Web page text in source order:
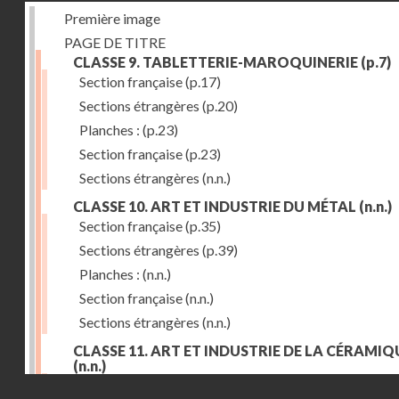
Première image
PAGE DE TITRE
CLASSE 9. TABLETTERIE-MAROQUINERIE (p.7)
Section française(p.17)
Sections étrangères (p.20)
Planches : (p.23)
Section française(p.23)
Sections étrangères (n.n.)
CLASSE 10. ART ET INDUSTRIE DU MÉTAL (n.n.)
Section française(p.35)
Sections étrangères (p.39)
Planches : (n.n.)
Section française(n.n.)
Sections étrangères (n.n.)
CLASSE 11. ART ET INDUSTRIE DE LA
(n.n.)